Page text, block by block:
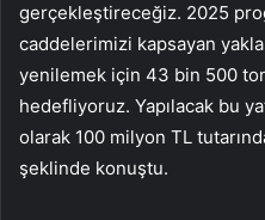
gerçekleştireceğiz. 2025
caddelerimizi kapsayan
yenilemek için 43 bin 500
hedefliyoruz. Yapılacak bu
olarak 100 milyon TL
şeklinde konuştu.